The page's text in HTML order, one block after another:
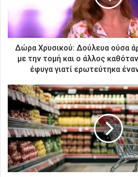
κ
τ
κ
ή
α
ς
δ
ι
ε
ύ
Δώρα Χρυσικού: Δούλευα ούσα
με την τομή και ο άλλος
έφυγα γιατί ερωτεύτηκα